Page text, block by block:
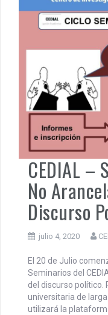
CEDIAL –
No
Discurso
julio 4, 2020
El 20 de Julio
Seminarios del
del discurso político.
universitaria de
utilizará la